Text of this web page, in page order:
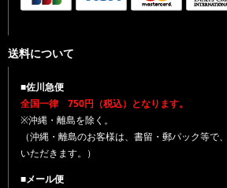
送料について
■佐川急便
全国一律 750円（税込）となります。
※沖縄・離島を除く。
（沖縄・離島のお客様は、書留・郵パック等で
いただきます。）
■メール便